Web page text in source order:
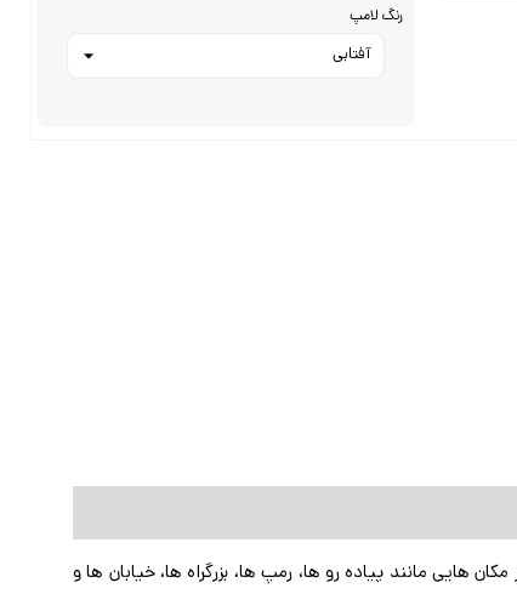
رنگ لامپ
هایی مانند پیاده رو ها، رمپ ها، بزرگراه ها، خیابان ها و